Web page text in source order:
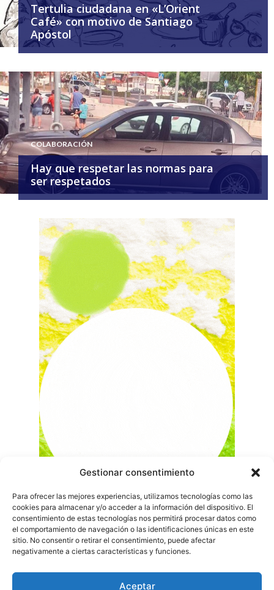
Gestionar consentimiento
Para ofrecer las mejores experiencias, utilizamos tecnologías como las
cookies para almacenar y/o acceder a la información del dispositivo. El
consentimiento de estas tecnologías nos permitirá procesar datos como
el comportamiento de navegación o las identificaciones únicas en este
sitio. No consentir o retirar el consentimiento, puede afectar
negativamente a ciertas características y funciones.
Aceptar
Tertulia ciudadana en «L’Orient
Café» con motivo de Santiago
Apóstol
COLABORACIÓN
Hay que respetar las normas para
ser respetados